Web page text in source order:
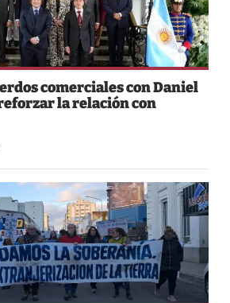
comerciales con Daniel
la relación con